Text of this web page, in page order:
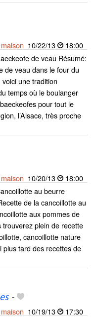
10/22/13
18:00
de veau Résumé:
de veau dans le four du
une tradition
temps où le boulanger
pour tout le
l’Alsace, très proche
10/20/13
18:00
au beurre
de la cancoillotte au
aux pommes de
trouverez plein de recette
cancoillotte nature
plus tard des recettes de
-
10/19/13 17:30